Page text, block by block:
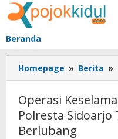
Lewati
ke
konten
Beranda
Homepage » Berita »
Operasi
Polresta Sidoarjo
Berlubang